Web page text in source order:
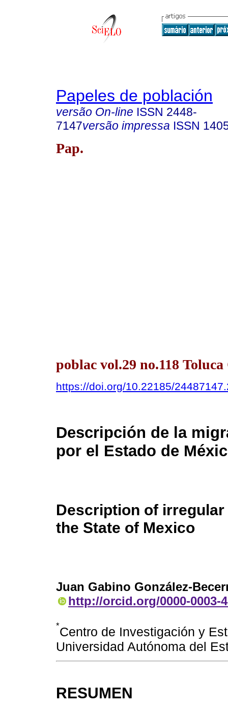
Papeles de población
versão On-line ISSN 2448-
7147versão impressa ISSN
Pap.
poblac vol.29 no.118
https://doi.org/10.22185/
Descripción de la
por el Estado de
Description of
the State of Mexico
Juan Gabino González-
http://orcid.org/0000-0003-
*Centro de Investigación y
Universidad Autónoma del
RESUMEN